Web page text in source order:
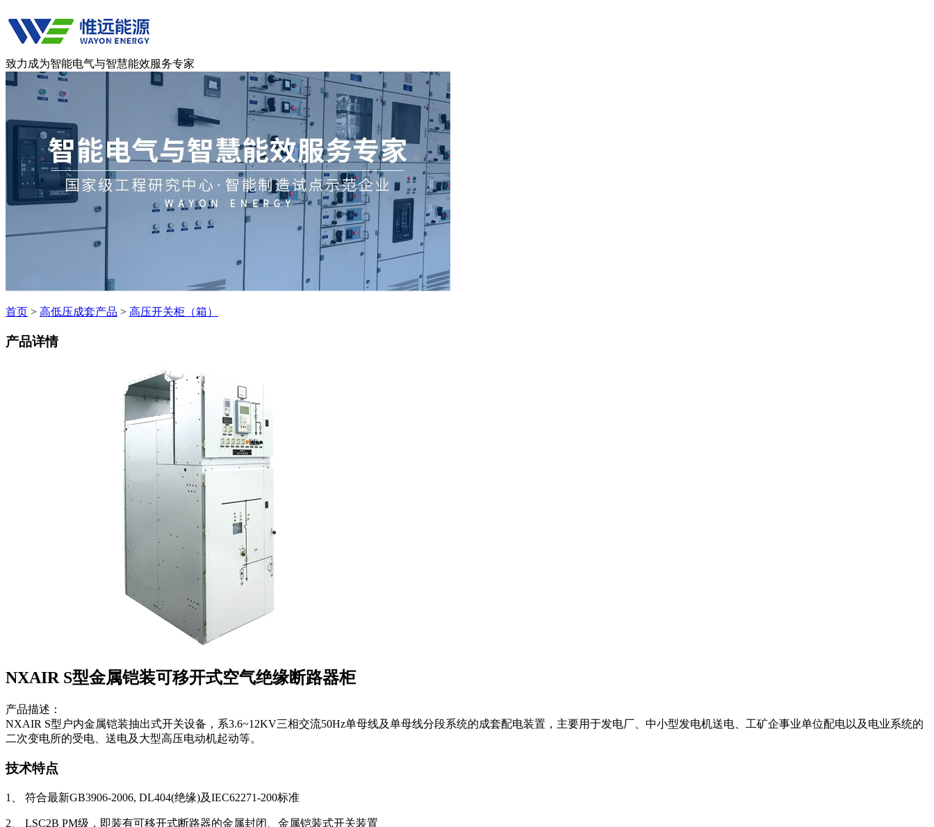
致力成为智能电气与智慧能效服务专家
首页 > 高低压成套产品 > 高压开关柜（箱）
产品详情
NXAIR S型金属铠装可移开式空气绝缘断路器柜
产品描述：
NXAIR S型户内金属铠装抽出式开关设备，系3.6~12KV三相交流50Hz单母线及单母线分段系统的成套配电装置，主要用于发电厂、中小型发电机送电、工矿企事业单位配电以及电业系统的
二次变电所的受电、送电及大型高压电动机起动等。
技术特点
1、 符合最新GB3906-2006, DL404(绝缘)及IEC62271-200标准
2、 LSC2B PM级，即装有可移开式断路器的金属封闭、金属铠装式开关装置